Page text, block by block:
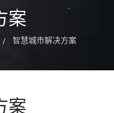
案
/ 智慧城市解决方案
案